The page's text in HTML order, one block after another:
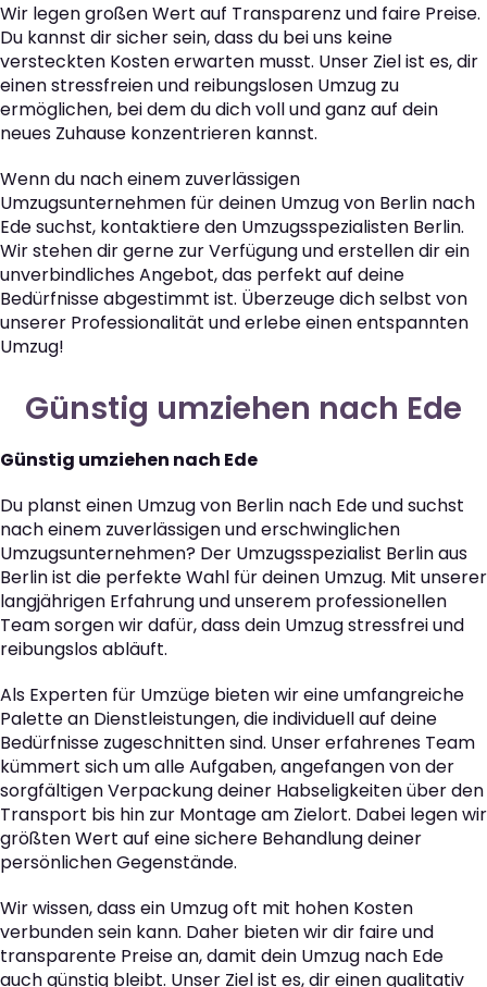
Wir legen großen Wert auf Transparenz und faire Preise.
Du kannst dir sicher sein, dass du bei uns keine
versteckten Kosten erwarten musst. Unser Ziel ist es, dir
einen stressfreien und reibungslosen Umzug zu
ermöglichen, bei dem du dich voll und ganz auf dein
neues Zuhause konzentrieren kannst.
Wenn du nach einem zuverlässigen
Umzugsunternehmen für deinen Umzug von Berlin nach
Ede suchst, kontaktiere den Umzugsspezialisten Berlin.
Wir stehen dir gerne zur Verfügung und erstellen dir ein
unverbindliches Angebot, das perfekt auf deine
Bedürfnisse abgestimmt ist. Überzeuge dich selbst von
unserer Professionalität und erlebe einen entspannten
Umzug!
Günstig umziehen nach Ede
Günstig umziehen nach Ede
Du planst einen Umzug von Berlin nach Ede und suchst
nach einem zuverlässigen und erschwinglichen
Umzugsunternehmen? Der Umzugsspezialist Berlin aus
Berlin ist die perfekte Wahl für deinen Umzug. Mit unserer
langjährigen Erfahrung und unserem professionellen
Team sorgen wir dafür, dass dein Umzug stressfrei und
reibungslos abläuft.
Als Experten für Umzüge bieten wir eine umfangreiche
Palette an Dienstleistungen, die individuell auf deine
Bedürfnisse zugeschnitten sind. Unser erfahrenes Team
kümmert sich um alle Aufgaben, angefangen von der
sorgfältigen Verpackung deiner Habseligkeiten über den
Transport bis hin zur Montage am Zielort. Dabei legen wir
größten Wert auf eine sichere Behandlung deiner
persönlichen Gegenstände.
Wir wissen, dass ein Umzug oft mit hohen Kosten
verbunden sein kann. Daher bieten wir dir faire und
transparente Preise an, damit dein Umzug nach Ede
auch günstig bleibt. Unser Ziel ist es, dir einen qualitativ